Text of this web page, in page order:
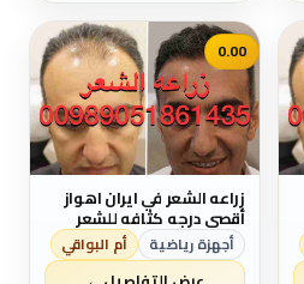
0.00
زراعه الشعر في ايران اهواز
أقصي درجه كثافه للشعر
نقل من الحدود، السكن ،
تحاليل العمليه ، بل اشراف
أجهزة رياضية أم البواقي